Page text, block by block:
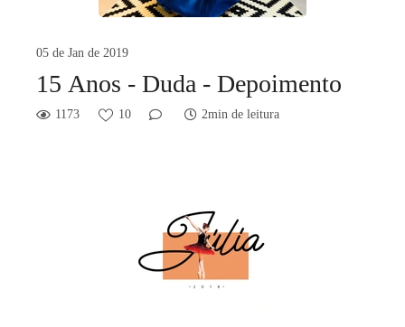
05 de Jan de 2019
15 Anos - Duda - Depoimento
1173 10 2min de leitura